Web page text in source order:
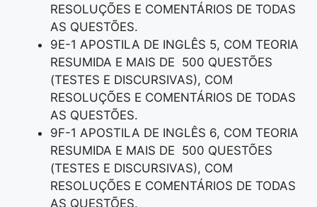
RESOLUÇÕES E COMENTÁRIOS DE TODAS
AS QUESTÕES.
9E-1 APOSTILA DE INGLÊS 5, COM TEORIA
RESUMIDA E MAIS DE 500 QUESTÕES
(TESTES E DISCURSIVAS), COM
RESOLUÇÕES E COMENTÁRIOS DE TODAS
AS QUESTÕES.
9F-1 APOSTILA DE INGLÊS 6, COM TEORIA
RESUMIDA E MAIS DE 500 QUESTÕES
(TESTES E DISCURSIVAS), COM
RESOLUÇÕES E COMENTÁRIOS DE TODAS
AS QUESTÕES.